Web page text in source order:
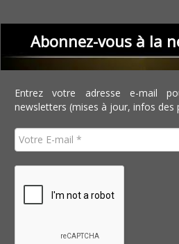
Abonnez-vous à la
Entrez votre adresse e-mail
newsletters (mises à jour, infos des